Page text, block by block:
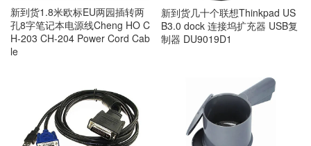
新到货1.8米欧标EU两园插转两
孔8字笔记本电源线Cheng HO C
H-203 CH-204 Power Cord Cab
le
新到货几十个联想Thinkpad US
B3.0 dock 连接坞扩充器 USB复
制器 DU9019D1